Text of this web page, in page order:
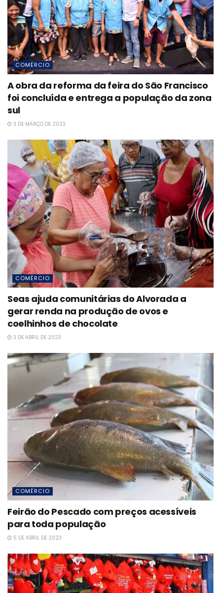
COMÉRCIO
A obra da reforma da feira do São Francisco
foi concluída e entrega a população da zona
sul
3 DE MARÇO DE 2023
COMÉRCIO
Seas ajuda comunitárias do Alvorada a
gerar renda na produção de ovos e
coelhinhos de chocolate
3 DE ABRIL DE 2023
COMÉRCIO
Feirão do Pescado com preços acessíveis
para toda população
5 DE ABRIL DE 2023